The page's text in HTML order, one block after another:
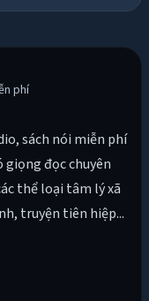
phí
sách nói miễn phí
giọng đọc chuyên
thể loại tâm lý xã
truyện tiên hiệp...